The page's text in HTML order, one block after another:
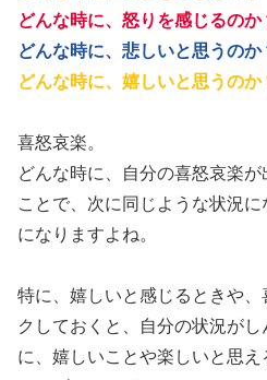
どんな時に、怒りを感じるのか
どんな時に、悲しいと思うのか
どんな時に、嬉しいと思うのか
喜怒哀楽。
どんな時に、自分の喜怒哀楽
ことで、次に同じような状況
になりますよね。
特に、嬉しいと感じるときや
クしておくと、自分の状況が
に、嬉しいことや楽しいと思